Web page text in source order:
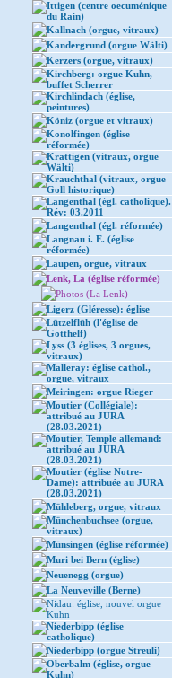
Ittigen (centre oecuménique
du Rain)
Kallnach (orgue, vitraux)
Kandergrund (orgue Wälti)
Kerzers (orgue, vitraux)
Kirchberg: orgue Kuhn,
buffet Scherrer
Kirchlindach (église,
peintures)
Köniz (orgue et vitraux)
Konolfingen (église
réformée)
Krattigen (vitraux, orgue
Wälti)
Krauchthal (vitraux, orgue
Goll historique)
Langenthal (égl. catholique).
Rév: 03.2011
Langenthal (égl. réformée)
Langnau i. E. (église
réformée)
Laupen, orgue, vitraux
Lenk, La (église réformée)
Photos (La Lenk)
Ligerz (Gléresse): église
Lützelflüh (l'église de
Gotthelf)
Lyss (3 églises, 3 orgues,
vitraux)
Malleray: église cathol.,
orgue, vitraux
Meiringen: orgue Rieger
Moutier (Collégiale):
attribué au JURA
(28.03.2021)
Moutier, Temple allemand:
attribué au JURA
(28.03.2021)
Moutier (église Notre-
Dame): attribuée au JURA
(28.03.2021)
Mühleberg, orgue, vitraux
Münchenbuchsee (orgue,
vitraux)
Münsingen (église réformée)
Muri bei Bern (église)
Neuenegg (orgue)
La Neuveville (Berne)
Nidau: église, nouvel orgue
Kuhn
Niederbipp (église
catholique)
Niederbipp (orgue Streuli)
Oberbalm (église, orgue
Kuhn)